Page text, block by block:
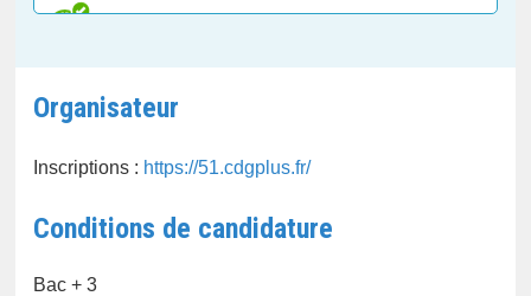
Organisateur
Inscriptions : https://51.cdgplus.fr/
Conditions de candidature
Bac + 3